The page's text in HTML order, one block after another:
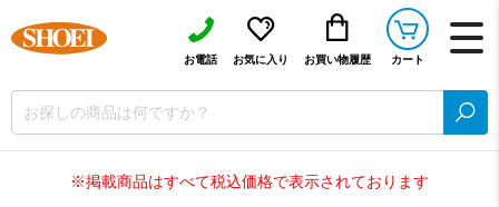
お電話 お気に入り お買い物履歴 カート
※掲載商品はすべて税込価格で表示されております